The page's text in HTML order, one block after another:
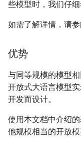
些模型时，我们仔细
如需了解详情，请
优势
与同等规模的模型
开放式大语言模型
开发而设计。
使用本文档中介绍
他规模相当的开放